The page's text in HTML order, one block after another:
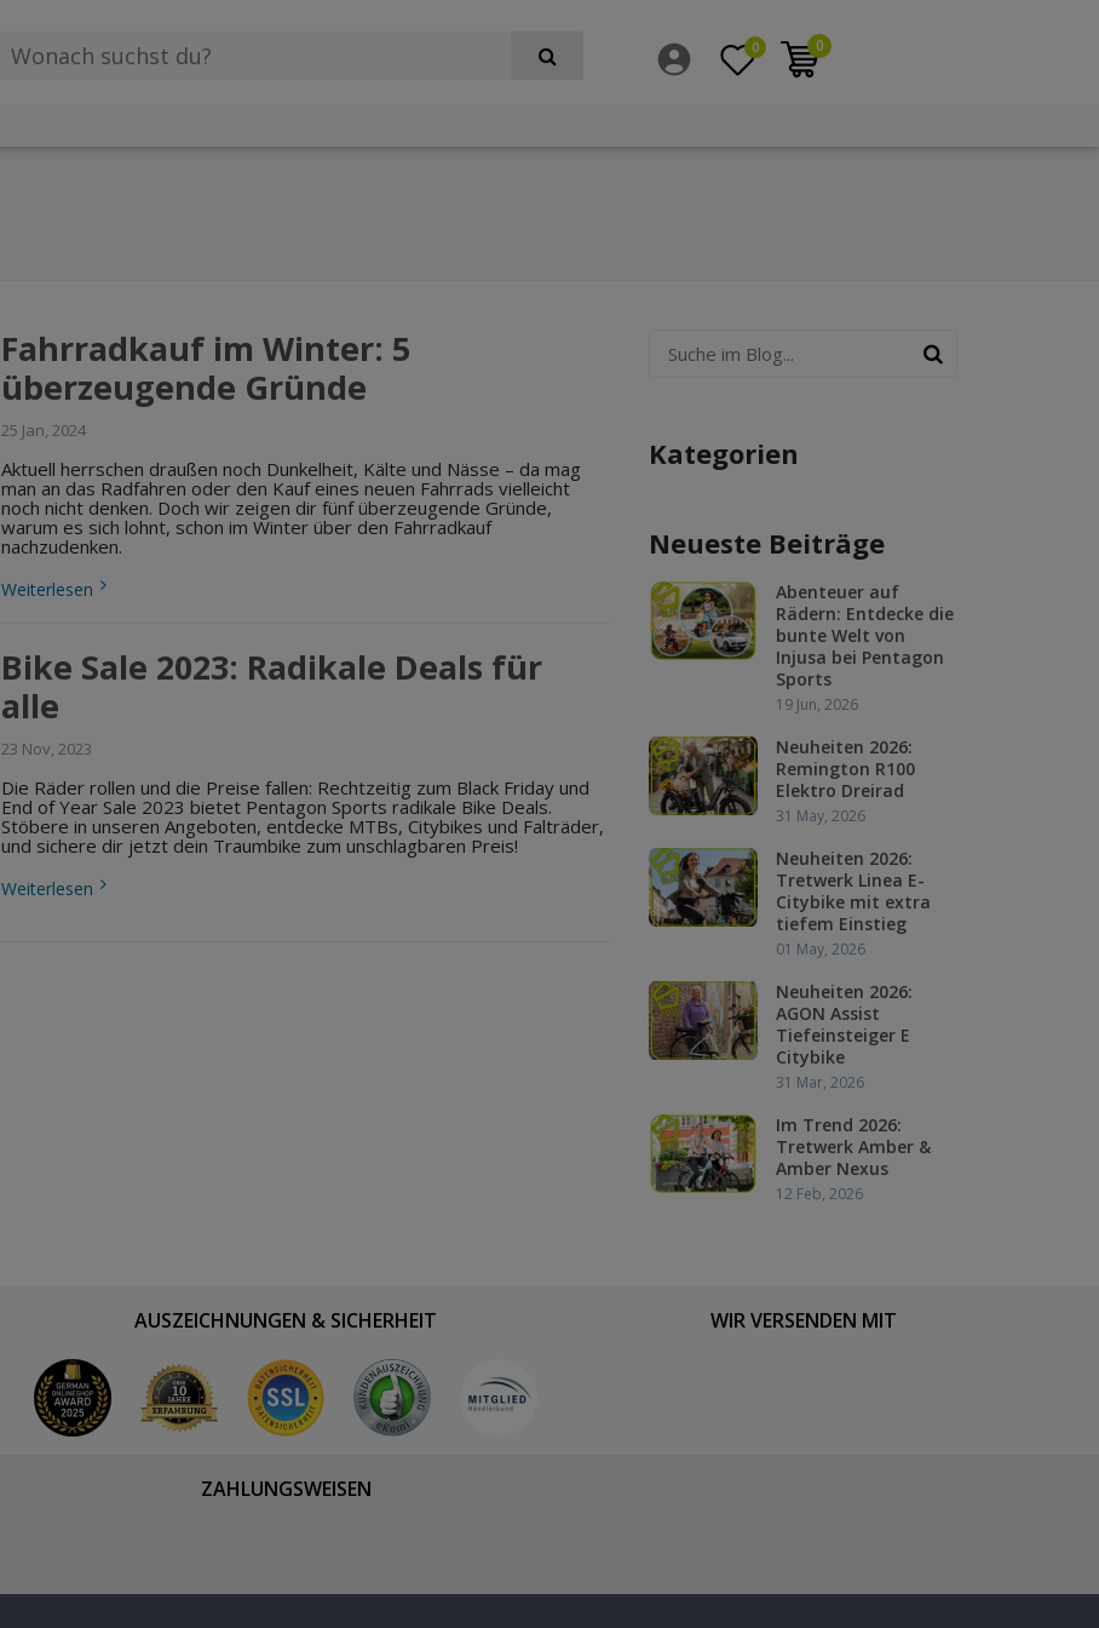
0 0
Fahrradkauf im Winter: 5
überzeugende Gründe
25 Jan, 2024
Aktuell herrschen draußen noch Dunkelheit, Kälte und Nässe – da mag
man an das Radfahren oder den Kauf eines neuen Fahrrads vielleicht
noch nicht denken. Doch wir zeigen dir fünf überzeugende Gründe,
warum es sich lohnt, schon im Winter über den Fahrradkauf
nachzudenken.
Weiterlesen
Bike Sale 2023: Radikale Deals für
alle
23 Nov, 2023
Die Räder rollen und die Preise fallen: Rechtzeitig zum Black Friday und
End of Year Sale 2023 bietet Pentagon Sports radikale Bike Deals.
Stöbere in unseren Angeboten, entdecke MTBs, Citybikes und Falträder,
und sichere dir jetzt dein Traumbike zum unschlagbaren Preis!
Weiterlesen
Kategorien
Neueste Beiträge
Abenteuer auf
Rädern: Entdecke die
bunte Welt von
Injusa bei Pentagon
Sports
19 Jun, 2026
Neuheiten 2026:
Remington R100
Elektro Dreirad
31 May, 2026
Neuheiten 2026:
Tretwerk Linea E-
Citybike mit extra
tiefem Einstieg
01 May, 2026
Neuheiten 2026:
AGON Assist
Tiefeinsteiger E
Citybike
31 Mar, 2026
Im Trend 2026:
Tretwerk Amber &
Amber Nexus
12 Feb, 2026
AUSZEICHNUNGEN & SICHERHEIT WIR VERSENDEN MIT
ZAHLUNGSWEISEN